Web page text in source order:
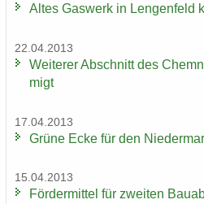
Altes Gas­werk in Len­gen­feld
22.04.2013
Wei­te­rer Ab­schnitt des
migt
17.04.2013
Grüne Ecke für den
15.04.2013
För­der­mit­tel für zwei­ten